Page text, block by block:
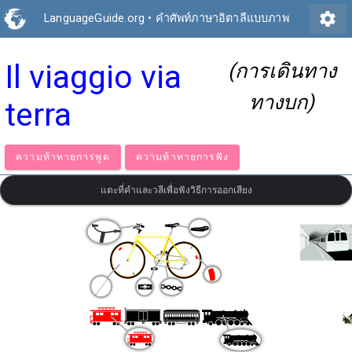
LanguageGuide.org • คำศัพท์ภาษาอิตาลีแบบภาพ settings
Il viaggio via
terra
(การเดินทาง
ทางบก)
ความท้าทายการพูด ความท้าทายการฟัง
แตะที่คำและวลีเพื่อฟังวิธีการออกเสียง